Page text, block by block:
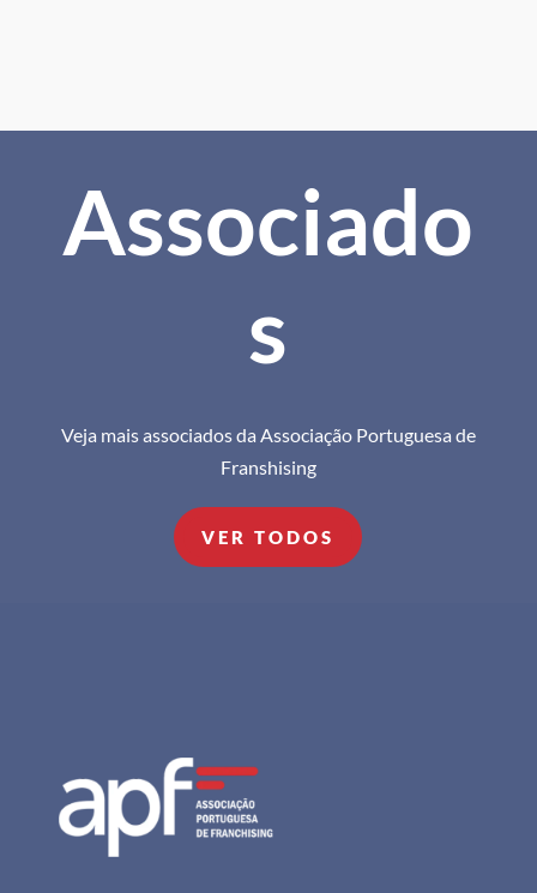
Associado
s
Veja mais associados da Associação Portuguesa de
Franshising
VER TODOS